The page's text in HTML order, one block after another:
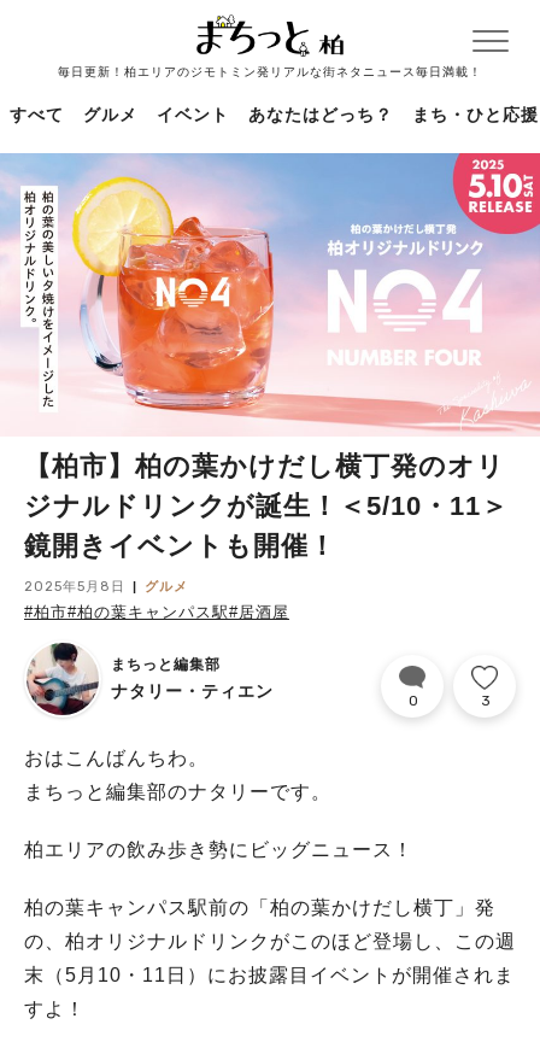
毎日更新！柏エリアのジモトミン発リアルな街ネタニュース毎日満載！
すべて グルメ イベント あなたはどっち？ まち・ひと応援
【柏市】柏の葉かけだし横丁発のオリ
ジナルドリンクが誕生！＜5/10・11＞
鏡開きイベントも開催！
2025年5月8日 グルメ
#柏市#柏の葉キャンパス駅#居酒屋
まちっと編集部
ナタリー・ティエン 0 3
おはこんばんちわ。
まちっと編集部のナタリーです。
柏エリアの飲み歩き勢にビッグニュース！
柏の葉キャンパス駅前の「柏の葉かけだし横丁」発
の、柏オリジナルドリンクがこのほど登場し、この週
末（5月10・11日）にお披露目イベントが開催されま
すよ！